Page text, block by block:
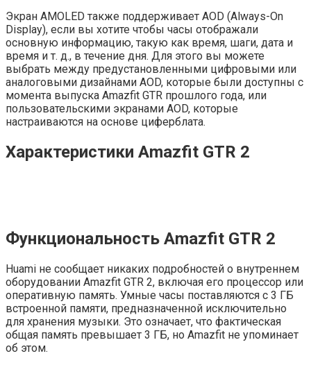
Экран AMOLED также поддерживает AOD (Always-On
Display), если вы хотите чтобы часы отображали
основную информацию, такую ​​как время, шаги, дата и
время и т. д., в течение дня. Для этого вы можете
выбрать между предустановленными цифровыми или
аналоговыми дизайнами AOD, которые были доступны с
момента выпуска Amazfit GTR прошлого года, или
пользовательскими экранами AOD, которые
настраиваются на основе циферблата.
Характеристики Amazfit GTR 2
Функциональность Amazfit GTR 2
Huami не сообщает никаких подробностей о внутреннем
оборудовании Amazfit GTR 2, включая его процессор или
оперативную память. Умные часы поставляются с 3 ГБ
встроенной памяти, предназначенной исключительно
для хранения музыки. Это означает, что фактическая
общая память превышает 3 ГБ, но Amazfit не упоминает
об этом.